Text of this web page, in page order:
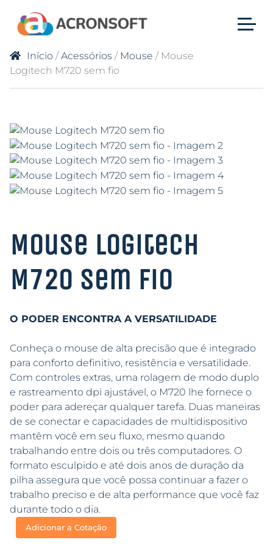
Início /Acessórios / Mouse / Mouse
Logitech M720 sem fio
Mouse Logitech
M720 sem fio
O PODER ENCONTRA A VERSATILIDADE
Conheça o mouse de alta precisão que é integrado
para conforto definitivo, resistência e versatilidade.
Com controles extras, uma rolagem de modo duplo
e rastreamento dpi ajustável, o M720 lhe fornece o
poder para adereçar qualquer tarefa. Duas maneiras
de se conectar e capacidades de multidispositivo
mantêm você em seu fluxo, mesmo quando
trabalhando entre dois ou três computadores. O
formato esculpido e até dois anos de duração da
pilha assegura que você possa continuar a fazer o
trabalho preciso e de alta performance que você faz
durante todo o dia.
Adicionar a Cotação